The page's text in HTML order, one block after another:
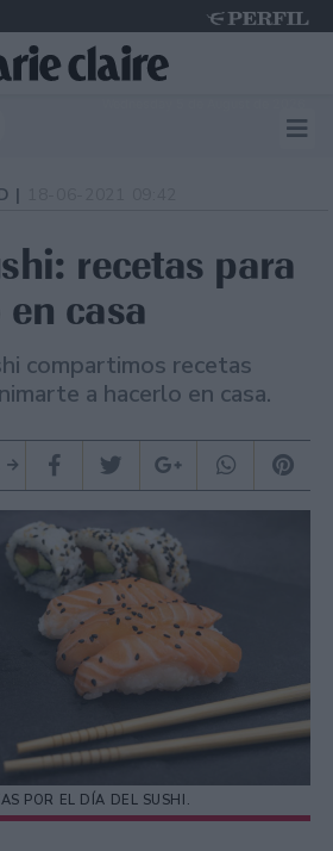
|
recetas para
casa
compartimos recetas
a hacerlo en casa.
POR EL DÍA DEL SUSHI.